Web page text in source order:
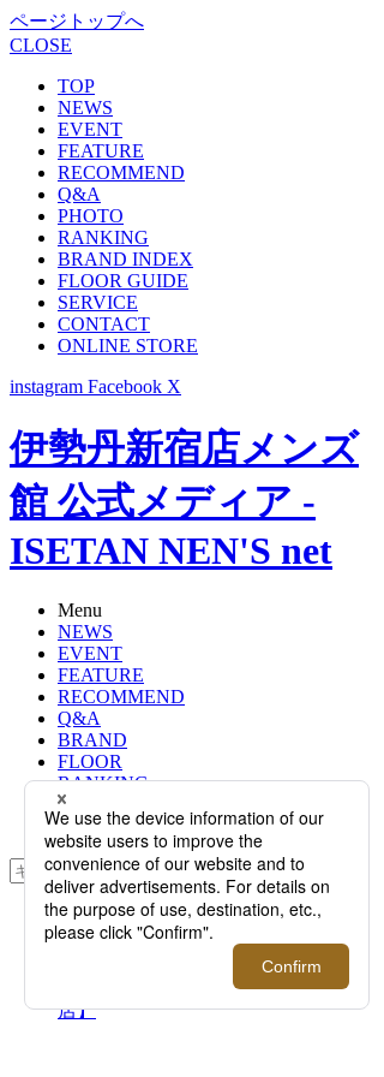
ページトップへ
CLOSE
TOP
NEWS
EVENT
FEATURE
RECOMMEND
Q&A
PHOTO
RANKING
BRAND INDEX
FLOOR GUIDE
SERVICE
CONTACT
ONLINE STORE
instagram Facebook X
伊勢丹新宿店メンズ
館 公式メディア -
ISETAN NEN'S net
Menu
NEWS
EVENT
FEATURE
RECOMMEND
Q&A
BRAND
FLOOR
RANKING
ONLINE STORE
SERVICE
検索
TOP
PHOTO
【6月1日(月)更新】＜PRADA＞
MEN’S POP UP STORE【伊勢丹新宿
店】